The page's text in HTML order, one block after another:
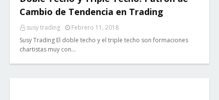
Cambio de Tendencia en Trading
susy trading
Febrero 11, 2018
Susy Trading El doble techo y el triple techo son formaciones
chartistas muy con…